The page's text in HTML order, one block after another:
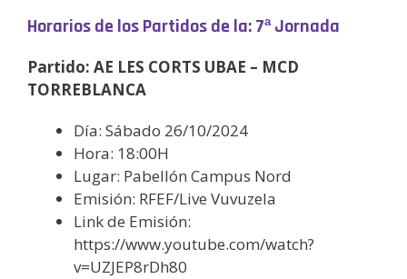
Horarios de los Partidos de la: 7ª Jornada
Partido: AE LES CORTS UBAE – MCD
TORREBLANCA
Día: Sábado 26/10/2024
Hora: 18:00H
Lugar: Pabellón Campus Nord
Emisión: RFEF/Live Vuvuzela
Link de Emisión:
https://www.youtube.com/watch?
v=UZJEP8rDh80